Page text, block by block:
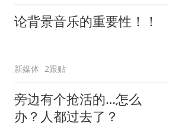
论背景音乐的重要性！！
新媒体 2跟贴
旁边有个抢活的…怎么
办？人都过去了？